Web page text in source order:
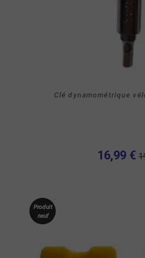
Clé dynamométrique
16,99 €
Produit
neuf